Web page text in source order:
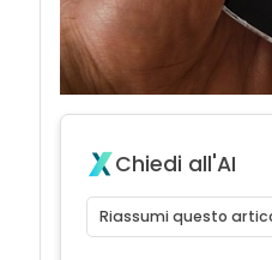
Chiedi all'AI
Riassumi questo